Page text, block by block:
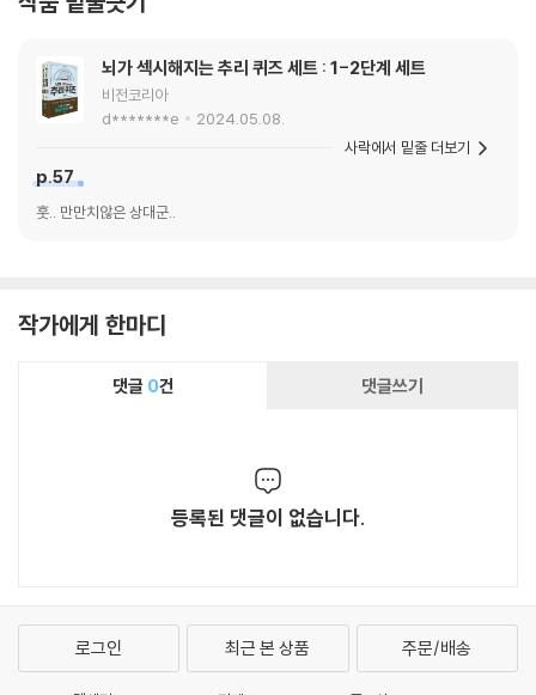
뇌가 섹시해지는 추리 퀴즈 세트 : 1-2단계 세트
비전코리아
d*******e
2024.05.08.
p.57
훗.. 만만치않은 상대군..
사락에서 밑줄 더보기
작가에게 한마디
댓글 0건 댓글쓰기
등록된 댓글이 없습니다.
로그인 최근 본 상품 주문/배송